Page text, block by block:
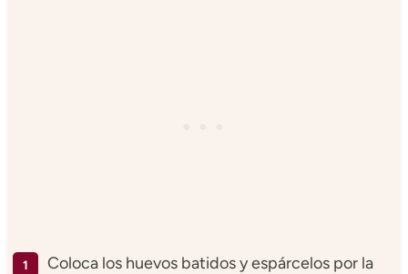
Coloca los huevos batidos y espárcelos por la